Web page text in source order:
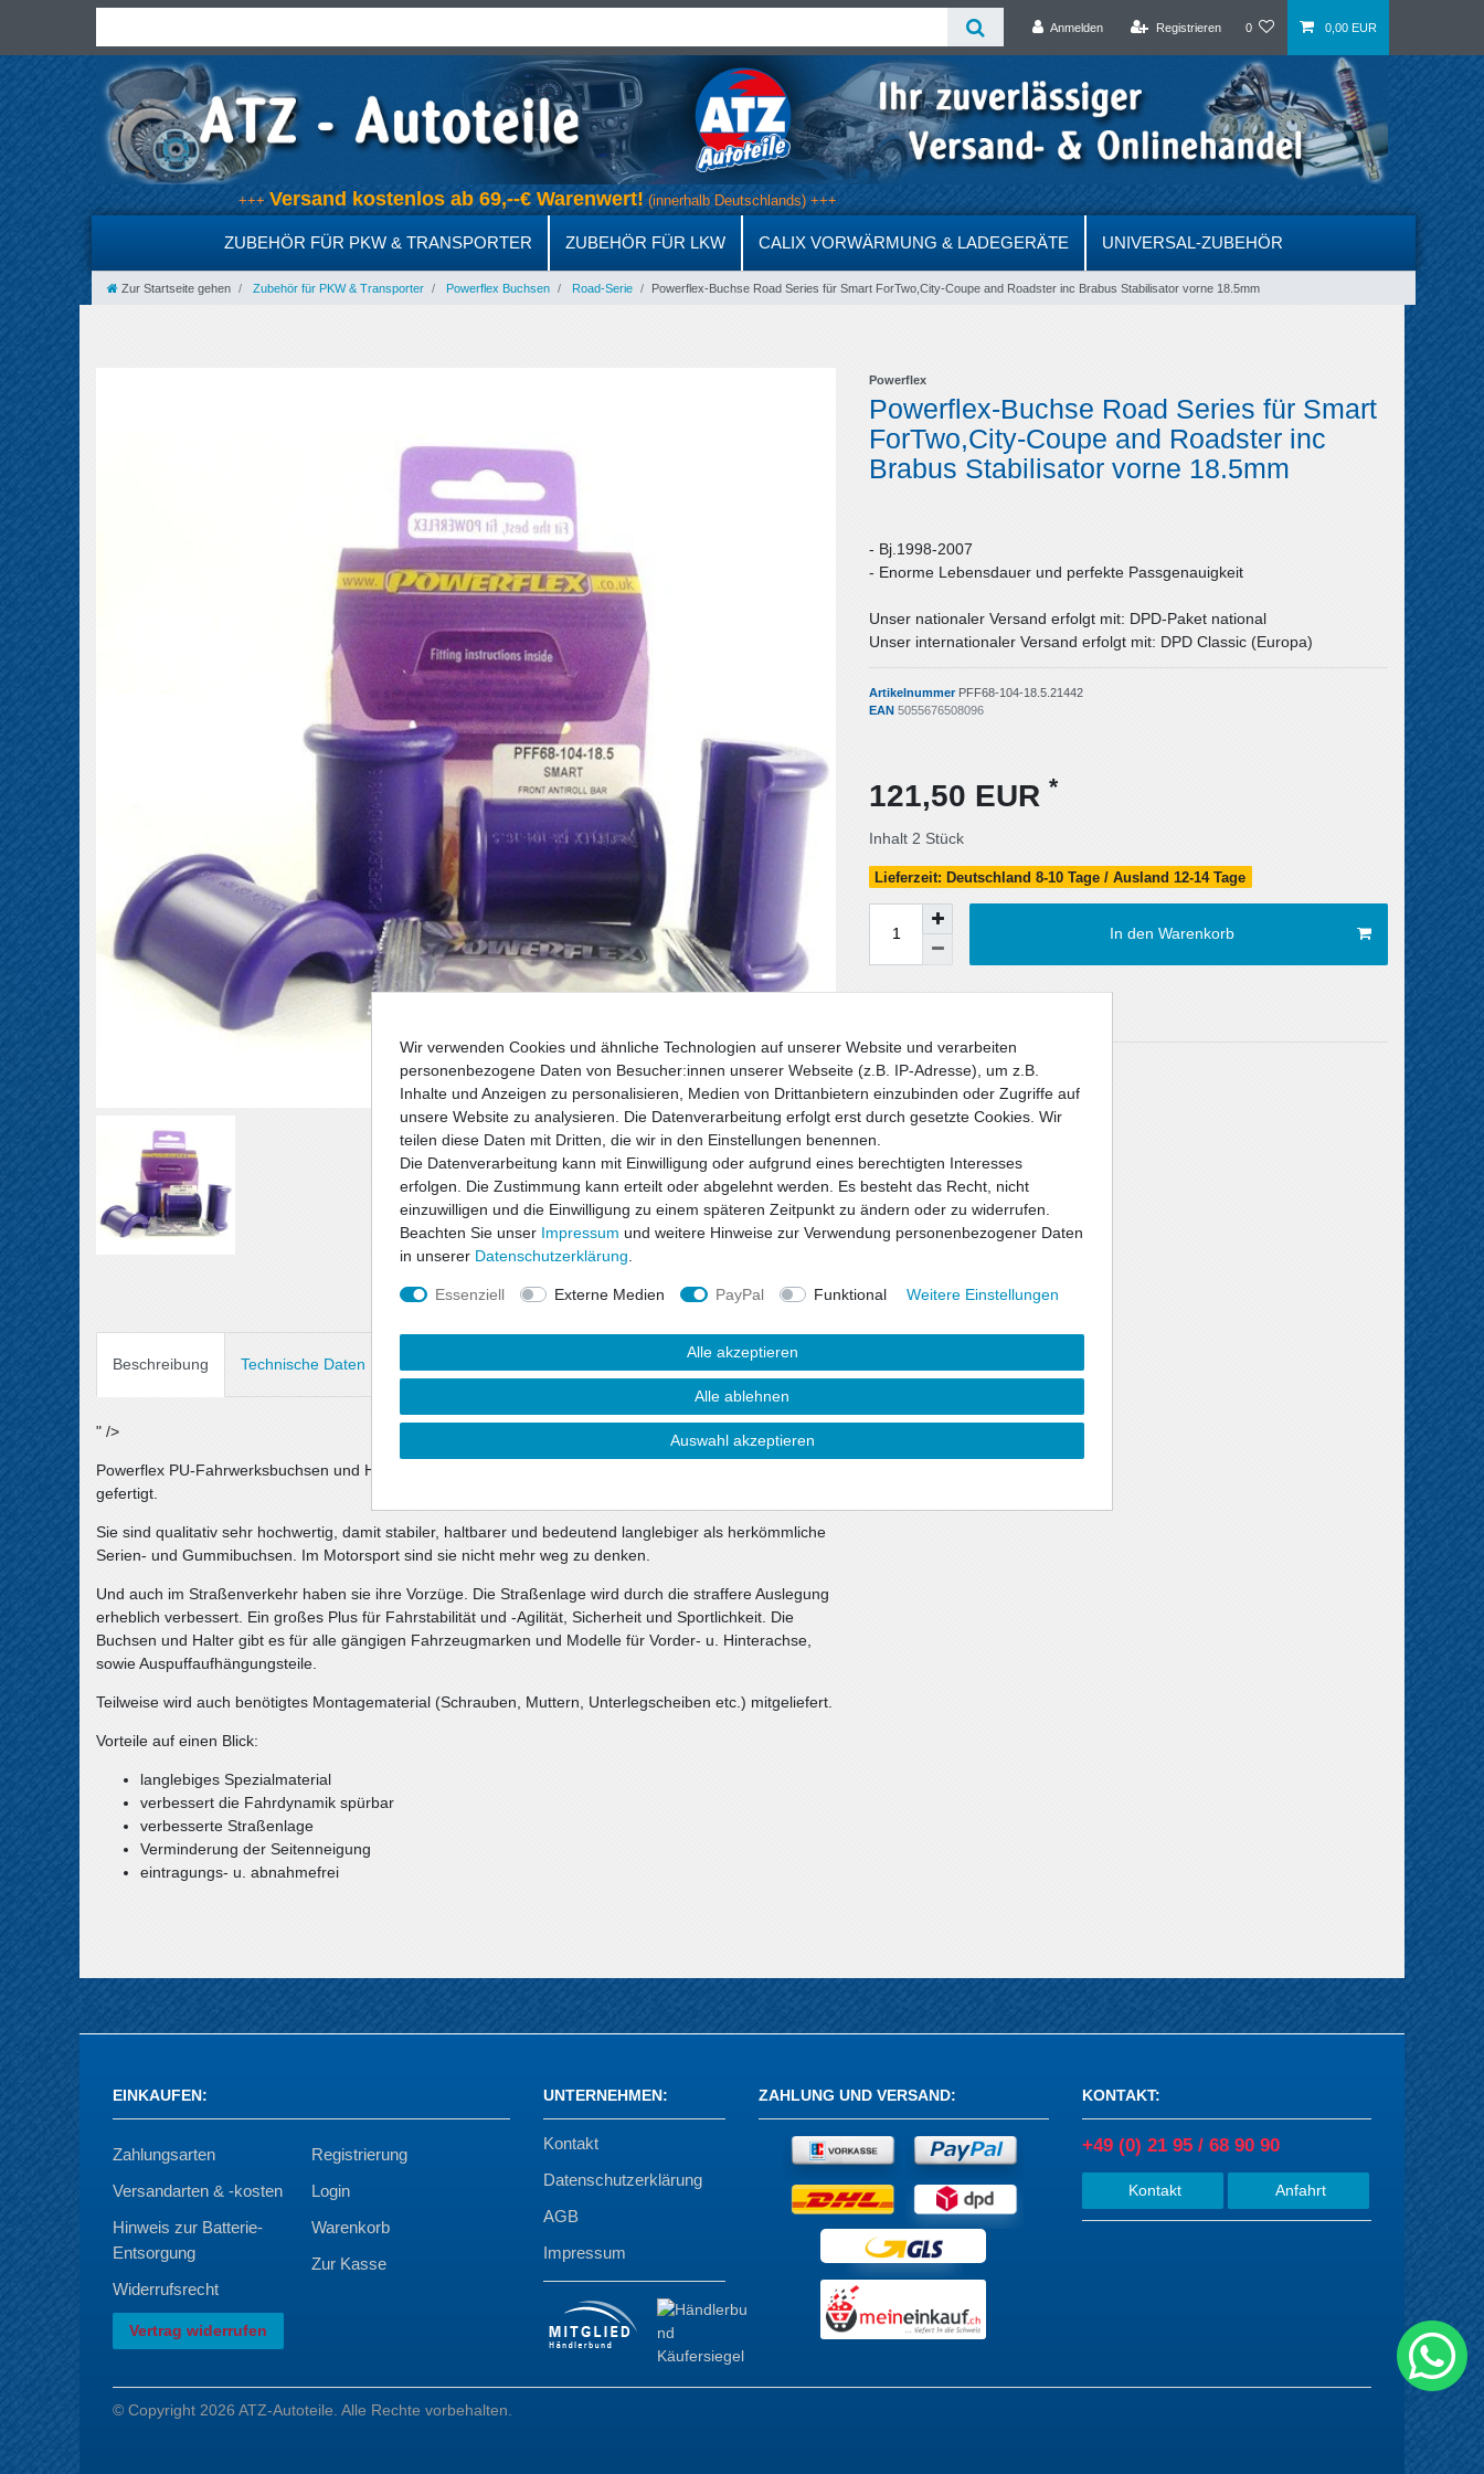
Anmelden Registrieren 0 0,00 EUR
+++Versand kostenlos ab 69,--€ Warenwert!(innerhalb Deutschlands) +++
ZUBEHÖR FÜR PKW & TRANSPORTER ZUBEHÖR FÜR LKW CALIX VORWÄRMUNG & LADEGERÄTE UNIVERSAL-ZUBEHÖR
Zur Startseite gehen Zubehör für PKW & Transporter Powerflex Buchsen Road-Serie Powerflex-Buchse Road Series für Smart ForTwo,City-Coupe and Roadster inc Brabus Stabilisator vorne 18.5mm
Powerflex
Powerflex-Buchse Road Series für Smart
ForTwo,City-Coupe and Roadster inc
Brabus Stabilisator vorne 18.5mm
- Bj.1998-2007
- Enorme Lebensdauer und perfekte Passgenauigkeit
Unser nationaler Versand erfolgt mit: DPD-Paket national
Unser internationaler Versand erfolgt mit: DPD Classic (Europa)
Artikelnummer PFF68-104-18.5.21442
EAN 5055676508096
121,50 EUR *
Inhalt 2 Stück
Lieferzeit: Deutschland 8-10 Tage / Ausland 12-14 Tage
In den Warenkorb
* inkl. ges. MwSt. zzgl.Versandkosten
Beschreibung Technische Daten
" />
Powerflex PU-Fahrwerksbuchsen und Halterungen sind aus dem speziellen Material "Polyurethane"
gefertigt.
Sie sind qualitativ sehr hochwertig, damit stabiler, haltbarer und bedeutend langlebiger als herkömmliche
Serien- und Gummibuchsen. Im Motorsport sind sie nicht mehr weg zu denken.
Und auch im Straßenverkehr haben sie ihre Vorzüge. Die Straßenlage wird durch die straffere Auslegung
erheblich verbessert. Ein großes Plus für Fahrstabilität und -Agilität, Sicherheit und Sportlichkeit. Die
Buchsen und Halter gibt es für alle gängigen Fahrzeugmarken und Modelle für Vorder- u. Hinterachse,
sowie Auspuffaufhängungsteile.
Teilweise wird auch benötigtes Montagematerial (Schrauben, Muttern, Unterlegscheiben etc.) mitgeliefert.
Vorteile auf einen Blick:
langlebiges Spezialmaterial
verbessert die Fahrdynamik spürbar
verbesserte Straßenlage
Verminderung der Seitenneigung
eintragungs- u. abnahmefrei
EINKAUFEN:
Zahlungsarten
Versandarten & -kosten
Hinweis zur Batterie-
Entsorgung
Widerrufsrecht
Vertrag widerrufen
Registrierung
Login
Warenkorb
Zur Kasse
UNTERNEHMEN:
Kontakt
Datenschutzerklärung
AGB
Impressum
ZAHLUNG UND VERSAND: KONTAKT:
+49 (0) 21 95 / 68 90 90
Kontakt Anfahrt
© Copyright 2026 ATZ-Autoteile. Alle Rechte vorbehalten.
Wir verwenden Cookies und ähnliche Technologien auf unserer Website und verarbeiten
personenbezogene Daten von Besucher:innen unserer Webseite (z.B. IP-Adresse), um z.B.
Inhalte und Anzeigen zu personalisieren, Medien von Drittanbietern einzubinden oder Zugriffe auf
unsere Website zu analysieren. Die Datenverarbeitung erfolgt erst durch gesetzte Cookies. Wir
teilen diese Daten mit Dritten, die wir in den Einstellungen benennen.
Die Datenverarbeitung kann mit Einwilligung oder aufgrund eines berechtigten Interesses
erfolgen. Die Zustimmung kann erteilt oder abgelehnt werden. Es besteht das Recht, nicht
einzuwilligen und die Einwilligung zu einem späteren Zeitpunkt zu ändern oder zu widerrufen.
Beachten Sie unser Impressum und weitere Hinweise zur Verwendung personenbezogener Daten
in unserer Daten­schutz­erklärung
Essenziell Externe Medien PayPal Funktional Weitere Einstellungen
Alle akzeptieren
Alle ablehnen
Auswahl akzeptieren